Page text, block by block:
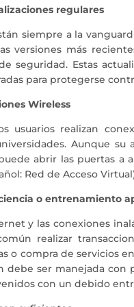
regulares
siempre a la
versiones más
seguridad. Estas
para protegerse
Wireless
usuarios realizan
Aunque
abrir las puertas a
Red de Acceso
o entrenamiento
y las conexiones
realizar
o compra de servicios
debe ser manejada con
con un debido